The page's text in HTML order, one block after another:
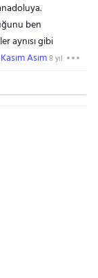
ben
aynısı gibi
Kasım Asım8 yıl